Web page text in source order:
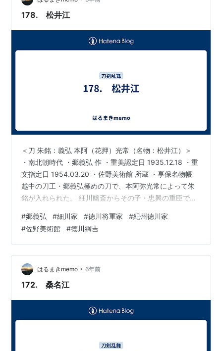
常より家光へ献上された。 1939…
178. 松井江
＜刀 朱銘：義弘 本阿（花押）光常（名物：松井江）＞
・南北朝時代 ・郷義弘 作 ・重美認定日 1935.12.18 ・重
文指定日 1954.03.20 ・佐野美術館 所蔵 ・享保名物帳
越中の刀工・郷義弘極めの刀で、本阿弥光常によって朱
銘が入れられた。 細川幽斎からその子・忠興の重臣で豊
た。 松井家は、足利将軍家に代々仕えた幕臣の家系で、
細川家とは沼田家を通じて、縁戚関係にある。 その後、
康之は藤孝（幽斎）と共に織田信長に仕えたのち、細川
家臣となった。 経緯は不明だが、本刀は徳川将軍家に渡
り、 1685年３月に6代目・綱吉の娘婿である紀州徳川
家…
#郷義弘 #細川家 #徳川将軍家 #紀州徳川家
#佐野美術館 #徳川綱吉
はるまきmemo • 6年前
172. 桑名江